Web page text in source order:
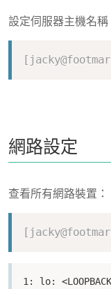
設定伺服器主機名稱
網路設定
查看所有網路裝置：
1: lo: